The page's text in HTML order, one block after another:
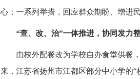
心；一系列举措，回应群众期盼、增进
“查、改、治”一体推进，协同发力
由校外配餐改为学校自办食堂供餐
来，江苏省扬州市江都区部分中小学的“